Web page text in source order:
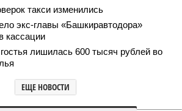
такси изменились
экс-главы «Башкиравтодора»
кассации
лишилась 600 тысяч рублей во
ЕЩЕ НОВОСТИ